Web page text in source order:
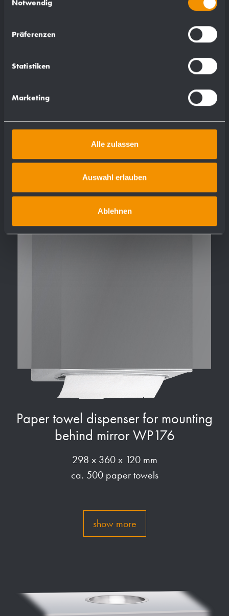
Notwendig
Präferenzen
Statistiken
Marketing
Alle zulassen
Auswahl erlauben
Ablehnen
Soap dispenser for mounting behind
show more
Paper towel dispenser for mounting
behind mirror WP176
298 x 360 x 120 mm
ca. 500 paper towels
show more